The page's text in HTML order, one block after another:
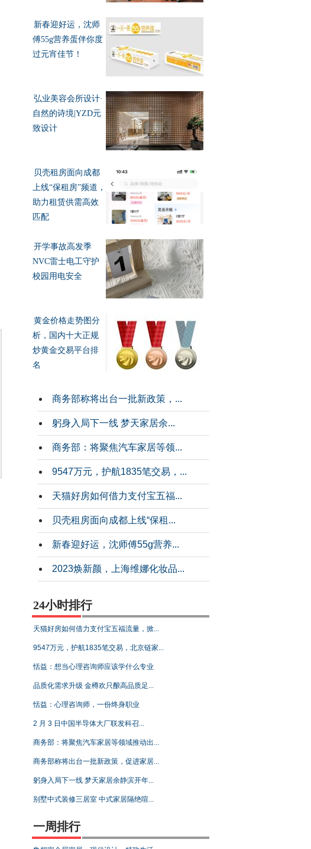
新春迎好运，沈师
傅55g营养蛋伴你度
过元宵佳节！
弘业美容会所设计·
自然的诗境|YZD元
致设计
贝壳租房面向成都
上线“保租房”频道，
助力租赁供需高效
匹配
开学事故高发季
NVC雷士电工守护
校园用电安全
黄金价格走势图分
析，国内十大正规
炒黄金交易平台排
名
商务部称将出台一批新政策，...
躬身入局下一线 梦天家居余...
商务部：将聚焦汽车家居等领...
9547万元，护航1835笔交易，...
天猫好房如何借力支付宝五福...
贝壳租房面向成都上线“保租...
新春迎好运，沈师傅55g营养...
2023焕新颜，上海维娜化妆品...
24小时排行
天猫好房如何借力支付宝五福流量，掀...
9547万元，护航1835笔交易，北京链家...
恬益：想当心理咨询师应该学什么专业
品质化需求升级 金樽欢只酿高品质足...
恬益：心理咨询师，一份终身职业
2 月 3 日中国半导体大厂联发科召...
商务部：将聚焦汽车家居等领域推动出...
商务部称将出台一批新政策，促进家居...
躬身入局下一线 梦天家居余静滨开年...
别墅中式装修三居室 中式家居隔绝喧...
一周排行